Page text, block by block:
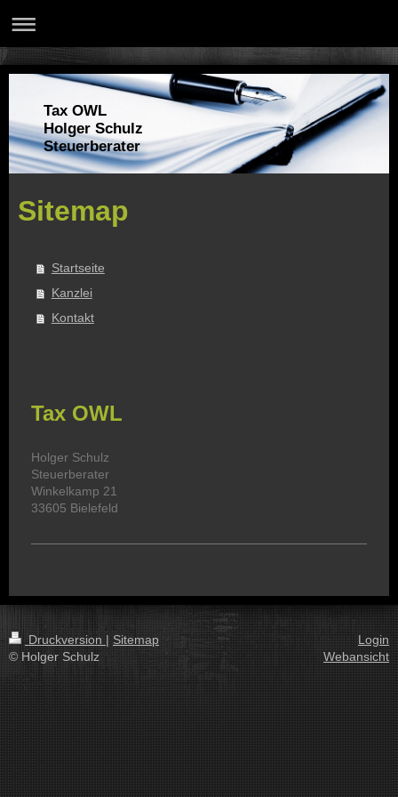
Tax OWL
Holger Schulz
Steuerberater
Sitemap
Startseite
Kanzlei
Kontakt
Tax OWL
Holger Schulz
Steuerberater
Winkelkamp 21
33605 Bielefeld
Druckversion | Sitemap
© Holger Schulz
Login
Webansicht